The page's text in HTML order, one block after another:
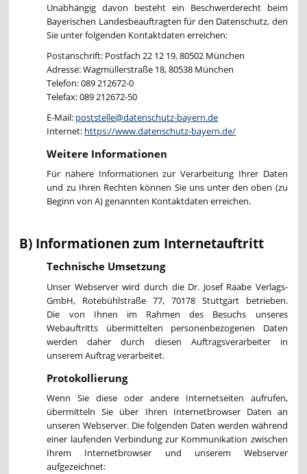
Unabhängig davon besteht ein Beschwerderecht beim
Bayerischen Landesbeauftragten für den Datenschutz, den
Sie unter folgenden Kontaktdaten erreichen:
Postanschrift: Postfach 22 12 19, 80502 München
Adresse: Wagmüllerstraße 18, 80538 München
Telefon: 089 212672-0
Telefax: 089 212672-50
E-Mail: poststelle@datenschutz-bayern.de
Internet: https://www.datenschutz-bayern.de/
Weitere Informationen
Für nähere Informationen zur Verarbeitung Ihrer Daten
und zu Ihren Rechten können Sie uns unter den oben (zu
Beginn von A) genannten Kontaktdaten erreichen.
B) Informationen zum Internetauftritt
Technische Umsetzung
Unser Webserver wird durch die Dr. Josef Raabe Verlags-
GmbH, Rotebühlstraße 77, 70178 Stuttgart betrieben.
Die von Ihnen im Rahmen des Besuchs unseres
Webauftritts übermittelten personenbezogenen Daten
werden daher durch diesen Auftragsverarbeiter in
unserem Auftrag verarbeitet.
Protokollierung
Wenn Sie diese oder andere Internetseiten aufrufen,
übermitteln Sie über Ihren Internetbrowser Daten an
unseren Webserver. Die folgenden Daten werden während
einer laufenden Verbindung zur Kommunikation zwischen
Ihrem Internetbrowser und unserem Webserver
aufgezeichnet: